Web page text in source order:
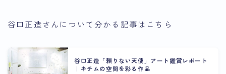
谷口正造さんについて分かる記事はこちら
谷口正造「頼りない天使」アート鑑賞レポート
｜キチムの空間を彩る作品